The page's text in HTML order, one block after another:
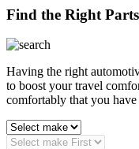
Find the Right
Having the right
to boost your travel
comfortably that you